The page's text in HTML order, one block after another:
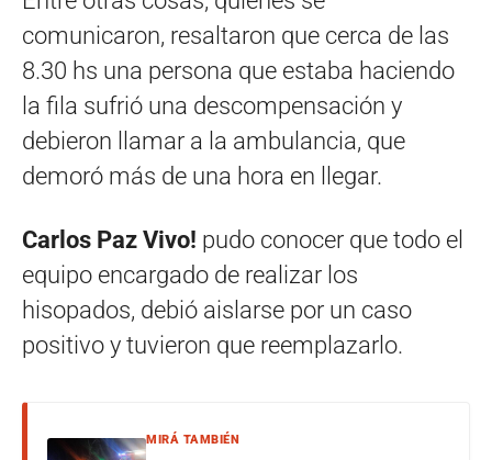
comunicaron, resaltaron que cerca de las
8.30 hs una persona que estaba haciendo
la fila sufrió una descompensación y
debieron llamar a la ambulancia, que
demoró más de una hora en llegar.
Carlos Paz Vivo! pudo conocer que todo el
equipo encargado de realizar los
hisopados, debió aislarse por un caso
positivo y tuvieron que reemplazarlo.
MIRÁ TAMBIÉN